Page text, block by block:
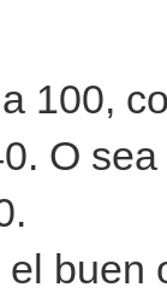
100,
O
buen